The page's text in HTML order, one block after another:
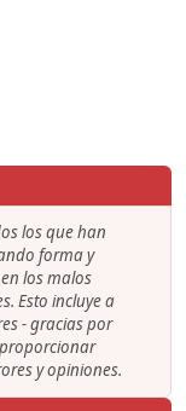
los que han
forma y
los malos
Esto incluye a
- gracias por
y opiniones.